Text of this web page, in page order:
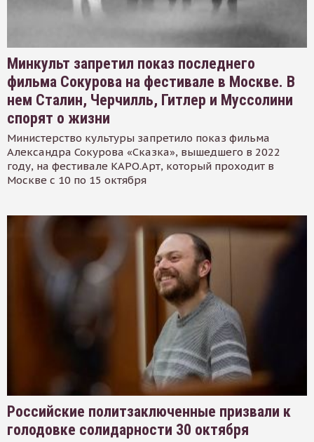
Минкульт запретил показ последнего
фильма Сокурова на фестивале в Москве. В
нем Сталин, Черчилль, Гитлер и Муссолини
спорят о жизни
Министерство культуры запретило показ фильма
Александра Сокурова «Сказка», вышедшего в 2022
году, на фестивале КАРО.Арт, который проходит в
Москве с 10 по 15 октября
Российские политзаключенные призвали к
голодовке солидарности 30 октября